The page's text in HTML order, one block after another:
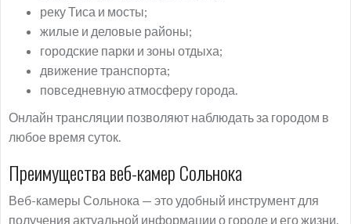
реку Тиса и мосты;
жилые и деловые районы;
городские парки и зоны отдыха;
движение транспорта;
повседневную атмосферу города.
Онлайн трансляции позволяют наблюдать за городом в
любое время суток.
Преимущества веб-камер Сольнока
Веб-камеры Сольнока — это удобный инструмент для
получения актуальной информации о городе и его жизни.